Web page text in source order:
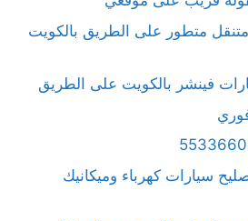
متطور على الطريق بالكويت
فينشر بالكويت على الطريق
سيارات كهرباء وميكانيك